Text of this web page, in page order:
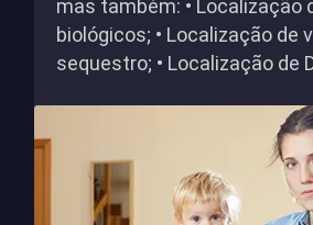
mas também: • Localização
biológicos; • Localização de
sequestro; • Localização de